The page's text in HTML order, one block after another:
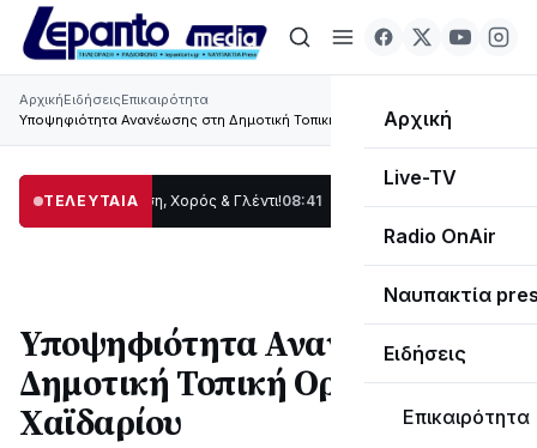
Αρχική
Live-TV
Radio OnAir
Ναυπακτία
Ειδήσεις
Επικαιρότητα
ΑρχικήΕιδήσειςΕπικαιρότητα
Υποψηφιότητα Ανανέωσης στη Δημοτική Τοπική Οργάνωση Χαϊδαρίου
ΤΕΛΕΥΤΑΙΑ
Παράδοση, Χορός & Γλέντι! 08:41 ΤΟ ΠΑΡΤΥ ΣΥΝΕΧΙΖΕΤΑΙ…
Υποψηφιότητα Ανανέωσης στη
Δημοτική Τοπική Οργάνωση
Χαϊδαρίου